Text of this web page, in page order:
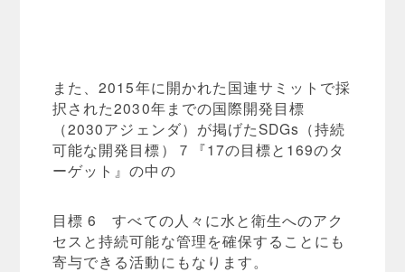
また、2015年に開かれた国連サミットで採
択された2030年までの国際開発目標
（2030アジェンダ）が掲げたSDGs（持続
可能な開発目標）７『17の目標と169のタ
ーゲット』の中の
目標 6 すべての人々に水と衛生へのアク
セスと持続可能な管理を確保することにも
寄与できる活動にもなります。